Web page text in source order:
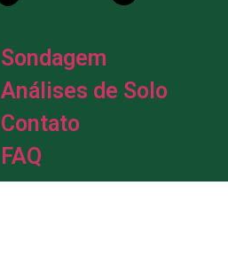
Sondagem
Análises de Solo
Contato
FAQ